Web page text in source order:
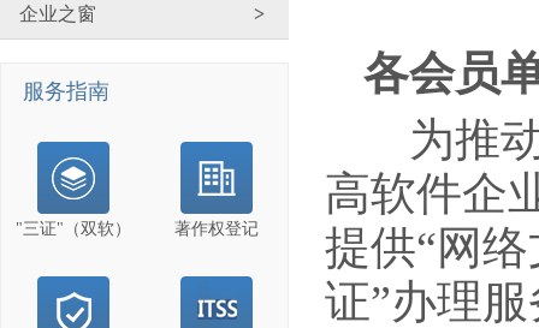
企业之窗 >
服务指南
"三证"（双软） 著作权登记
各会员
为推动
高软件企
提供“网
证”办理